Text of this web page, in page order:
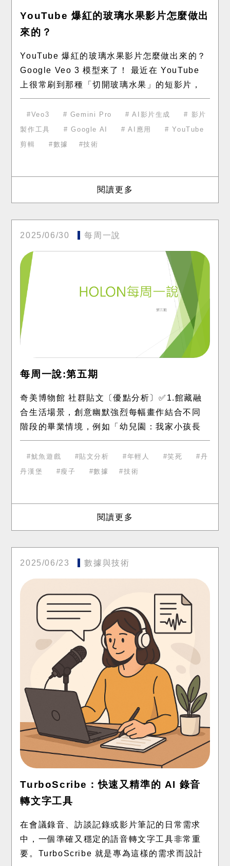
YouTube 爆紅的玻璃水果影片怎麼做出
來的？
YouTube 爆紅的玻璃水果影片怎麼做出來的？
Google Veo 3 模型來了！ 最近在 YouTube
上很常刷到那種「切開玻璃水果」的短影片，
畫面逼真又療癒，很多人以為是動畫團隊製作
的 Veo3 Gemini Pro AI影片生成
影片
製作工具
Google AI AI應用
YouTube
剪輯
數據 技術
閱讀更多
2025/06/30 每周一說
每周一說:第五期
奇美博物館 社群貼文〔優點分析〕✅1.館藏融
合生活場景，創意幽默強烈每幅畫作結合不同
階段的畢業情境，例如「幼兒園：我家小孩長
大了啊(泣)」、「研究所：論文還沒寫完⋯⋯」
將典藏藝術品轉化為生活段子，親切
魷魚遊戲 貼文分析 年輕人 笑死
丹
丹漢堡
瘦子 數據 技術
閱讀更多
2025/06/23 數據與技術
TurboScribe：快速又精準的 AI 錄音
轉文字工具
在會議錄音、訪談記錄或影片筆記的日常需求
中，一個準確又穩定的語音轉文字工具非常重
要。TurboScribe 就是專為這樣的需求而設計